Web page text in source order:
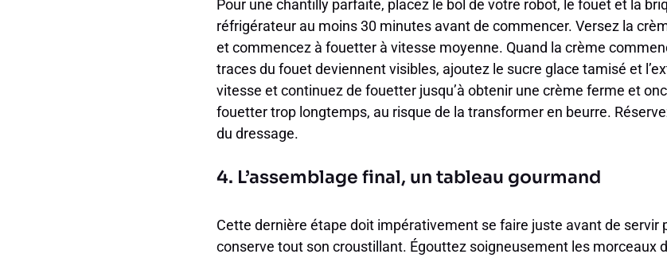
Pour une chantilly parfaite, placez le bol de votre robot, le fouet et la
réfrigérateur au moins 30 minutes avant de commencer. Versez la
et commencez à fouetter à vitesse moyenne. Quand la crème
traces du fouet deviennent visibles, ajoutez le sucre glace tamisé et
vitesse et continuez de fouetter jusqu’à obtenir une crème ferme et
fouetter trop longtemps, au risque de la transformer en beurre.
du dressage.
4. L’assemblage final, un tableau gourmand
Cette dernière étape doit impérativement se faire juste avant de servir
conserve tout son croustillant. Égouttez soigneusement les morceaux